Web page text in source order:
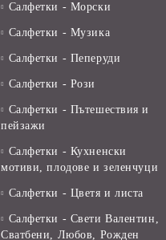
Салфетки - Морски
Салфетки - Музика
Салфетки - Пеперуди
Салфетки - Рози
Салфетки - Пътешествия и
пейзажи
Салфетки - Кухненски
мотиви, плодове и зеленчуци
Салфетки - Цветя и листа
Салфетки - Свети Валентин,
Сватбени, Любов, Рожден